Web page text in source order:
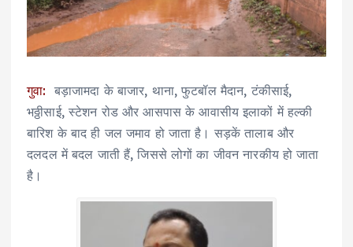
गुवा: बड़ाजामदा के बाजार, थाना, फुटबॉल मैदान, टंकीसाई,
भठ्ठीसाई, स्टेशन रोड और आसपास के आवासीय इलाकों में हल्की
बारिश के बाद ही जल जमाव हो जाता है। सड़कें तालाब और
दलदल में बदल जाती हैं, जिससे लोगों का जीवन नारकीय हो जाता
है।